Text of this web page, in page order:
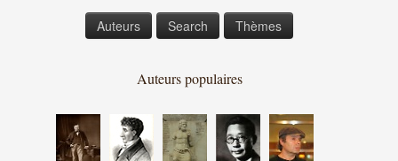
Auteurs Search Thèmes
Auteurs populaires